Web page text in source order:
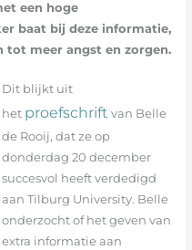
een hoge
baat bij deze informatie,
tot meer angst en zorgen.
Dit blijkt uit
het proefschrift van Belle
de Rooij, dat ze op
donderdag 20 december
succesvol heeft verdedigd
aan Tilburg University. Belle
onderzocht of het geven van
extra informatie aan